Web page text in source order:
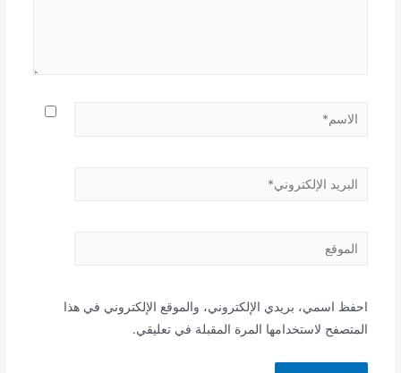
الاسم*
البريد
الموقع
احفظ اسمي، بريدي الإلكتروني، والموقع الإلكتروني في هذا
المتصفح لاستخدامها المرة المقبلة في تعليقي.